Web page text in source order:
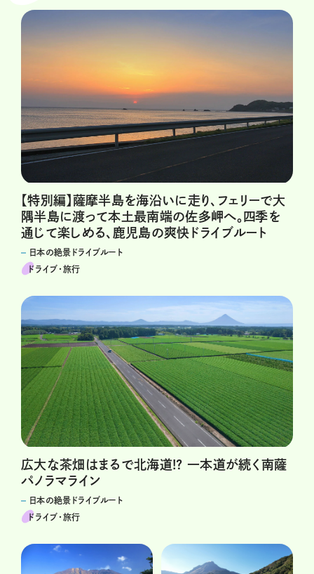
【特別編】薩摩半島を海沿いに走り、フェリーで大
隅半島に渡って本土最南端の佐多岬へ。四季を
通じて楽しめる、鹿児島の爽快ドライブルート
日本の絶景ドライブルート
ドライブ･旅行
広大な茶畑はまるで北海道!? 一本道が続く南薩
パノラマライン
日本の絶景ドライブルート
ドライブ･旅行